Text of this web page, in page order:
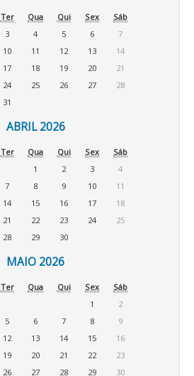
Ter Qua Qui Sex
Sáb
3 4 5 6
7
10 11 12 13
14
17 18 19 20
21
24 25 26 27
28
31
ABRIL 2026
Ter Qua Qui Sex
Sáb
1
2 3
4
7 8 9 10
11
14 15 16 17
18
21 22 23 24
25
28 29 30
MAIO 2026
Ter Qua Qui Sex
Sáb
1
2
5 6 7 8
9
12 13 14 15
16
19 20 21 22
23
26 27 28 29
30